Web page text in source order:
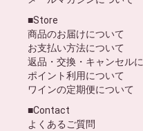
■Store
商品のお届けについて
お支払い方法について
返品・交換・キャンセル
ポイント利用について
ワインの定期便について
■Contact
よくあるご質問